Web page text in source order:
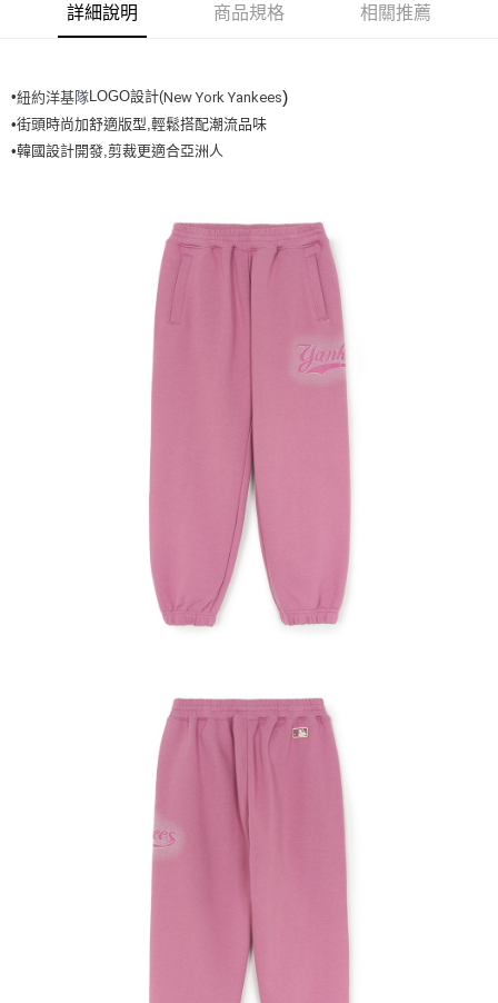
全家取貨<不支援離島取退>
7-11取貨付款<未取貨列黑名單/不支援離島取退>
每筆NT$60，滿NT$499(含以上)免運費
每筆NT$80，滿NT$699(含以上)免運費
詳細說明 商品規格 相關推薦
•紐約洋基隊LOGO設計(New York Yankees)
•街頭時尚加舒適版型,輕鬆搭配潮流品味
•韓國設計開發,剪裁更適合亞洲人